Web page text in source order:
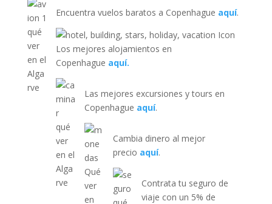
Encuentra vuelos baratos a Copenhague aquí.
Los mejores alojamientos en
Copenhague aquí.
Las mejores excursiones y tours en
Copenhague aquí.
Cambia dinero al mejor
precio aquí.
Contrata tu seguro de
viaje con un 5% de